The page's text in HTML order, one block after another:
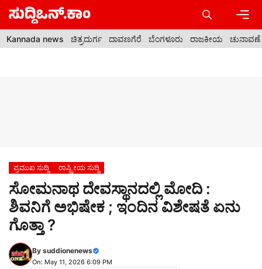
Skip
content
Kannada news ಚಿತ್ರದುರ್ಗ ದಾವಣಗೆರೆ ಬೆಂಗಳೂರು ರಾಜಕೀಯ ಚುನಾವಣೆ
ಪ್ರಮುಖ ಸುದ್ದಿ ರಾಷ್ಟ್ರೀಯ ಸುದ್ದಿ
ಸೋಮನಾಥ ದೇವಸ್ಥಾನದಲ್ಲಿ ಮೋದಿ :
ಶಿವನಿಗೆ ಅಭಿಷೇಕ ; ಇಂದಿನ ವಿಶೇಷತೆ ಏನು
ಗೊತ್ತಾ ?
By suddionenews
On: May 11, 2026 6:09 PM